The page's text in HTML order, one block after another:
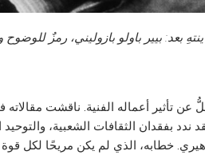
بعد: بيير باولو بازوليني، رمزٌ للوضوح
عن تأثير أعماله الفنية. ناقشت
ندد بفقدان الثقافات الشعبية،
خطابه، الذي لم يكن مريحًا